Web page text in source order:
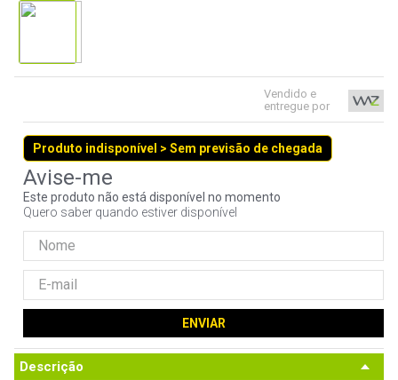
Vendido e
entregue por
Produto indisponível > Sem previsão de chegada
Este produto não está disponível no momento
Quero saber quando estiver disponível
ENVIAR
Descrição
6º
mouse
8º
fractal
10º hd